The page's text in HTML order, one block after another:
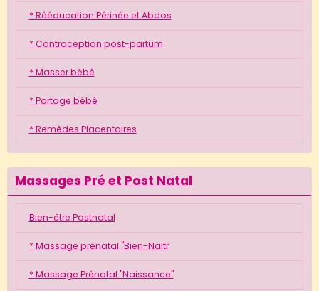
* Rééducation Périnée et Abdos
* Contraception post-partum
* Masser bébé
* Portage bébé
* Remèdes Placentaires
Massages Pré et Post Natal
Bien-être Postnatal
* Massage prénatal "Bien-Naîtr
* Massage Prénatal "Naissance"